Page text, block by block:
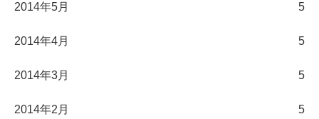
2014年5月 5
2014年4月 5
2014年3月 5
2014年2月 5